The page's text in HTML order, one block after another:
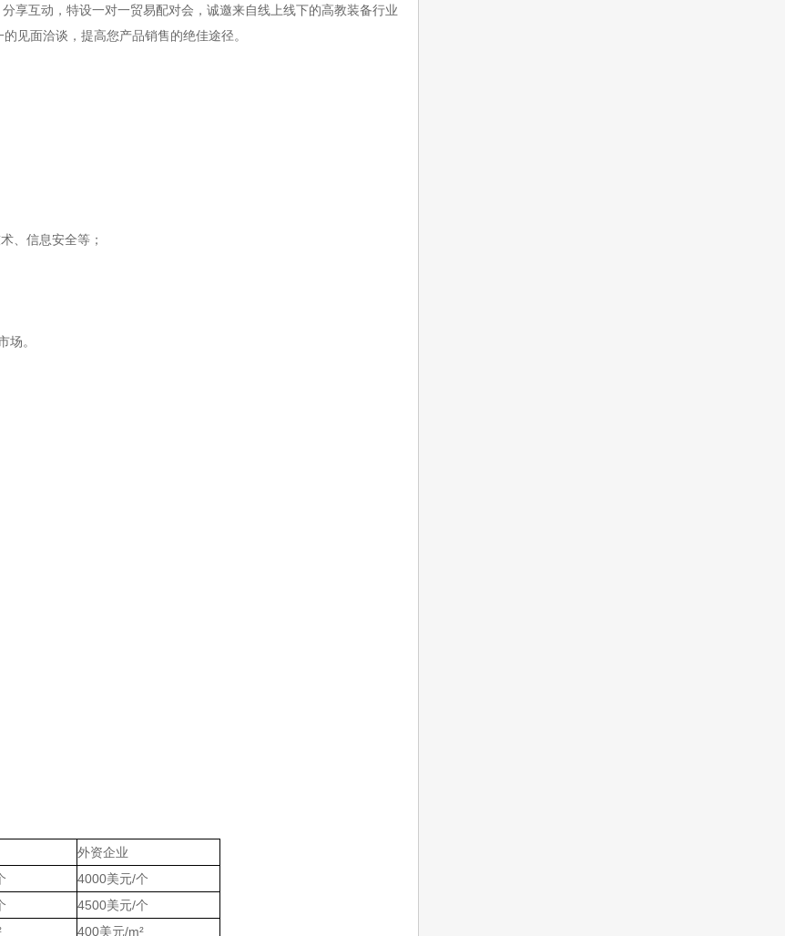
享互动，特设一对一贸易配对会，诚邀来自线上线下的高教装备行业
见面洽谈，提高您产品销售的绝佳途径。
、信息安全等；
场。
外资企业
4000美元/个
4500美元/个
400美元/m²